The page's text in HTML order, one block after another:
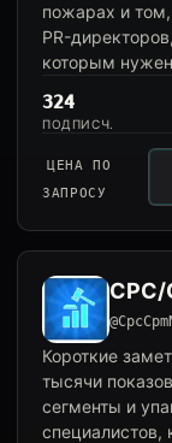
пожарах и
PR-
которым
324
ПОДПИСЧ.
ЦЕНА ПО
ЗАПРОСУ
CPC/
Короткие
тысячи
сегменты и